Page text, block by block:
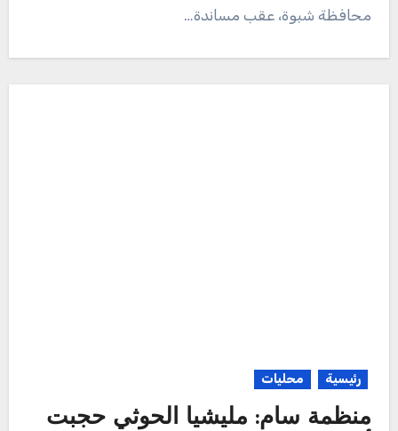
محافظة شبوة، عقب مساندة…
رئيسية محليات
منظمة سام: مليشيا الحوثي حجبت